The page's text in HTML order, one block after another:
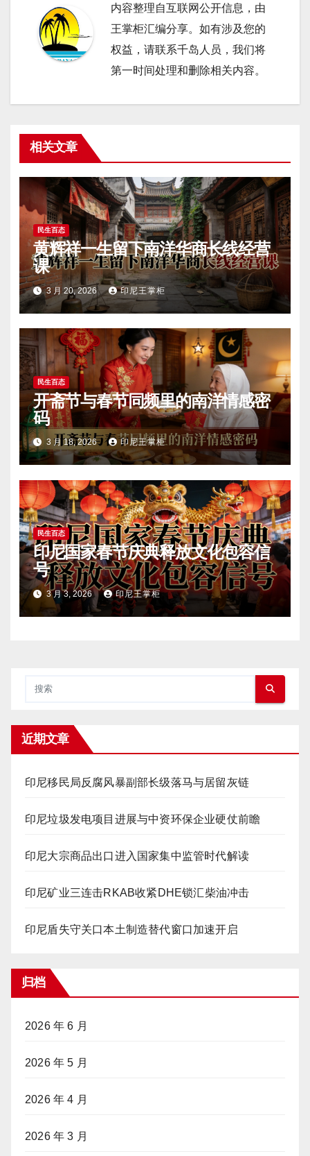
内容整理自互联网公开信息，由
王掌柜汇编分享。如有涉及您的
权益，请联系千岛人员，我们将
第一时间处理和删除相关内容。
相关文章
民生百态
黄辉祥一生留下南洋华商长线经营
课
3 月 20, 2026 印尼王掌柜
民生百态
开斋节与春节同频里的南洋情感密
码
3 月 18, 2026 印尼王掌柜
民生百态
印尼国家春节庆典释放文化包容信
号
3 月 3, 2026 印尼王掌柜
近期文章
印尼移民局反腐风暴副部长级落马与居留灰链
印尼垃圾发电项目进展与中资环保企业硬仗前瞻
印尼大宗商品出口进入国家集中监管时代解读
印尼矿业三连击RKAB收紧DHE锁汇柴油冲击
印尼盾失守关口本土制造替代窗口加速开启
归档
2026 年 6 月
2026 年 5 月
2026 年 4 月
2026 年 3 月